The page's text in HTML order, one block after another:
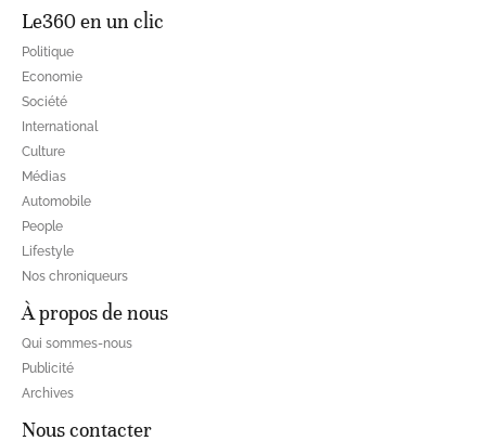
Le360 en un clic
Politique
Economie
Société
International
Culture
Médias
Automobile
People
Lifestyle
Nos chroniqueurs
À propos de nous
Qui sommes-nous
Publicité
Archives
Nous contacter